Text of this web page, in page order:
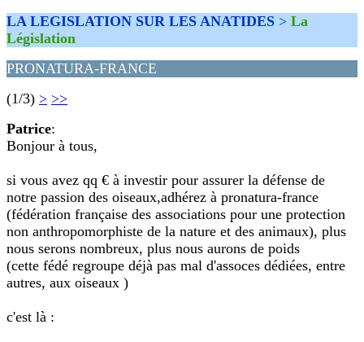
LA LEGISLATION SUR LES ANATIDES > La
Législation
PRONATURA-FRANCE
(1/3) > >>
Patrice:
Bonjour à tous,
si vous avez qq € à investir pour assurer la défense de
notre passion des oiseaux,adhérez à pronatura-france
(fédération française des associations pour une protection
non anthropomorphiste de la nature et des animaux), plus
nous serons nombreux, plus nous aurons de poids
(cette fédé regroupe déjà pas mal d'assoces dédiées, entre
autres, aux oiseaux )
c'est là :